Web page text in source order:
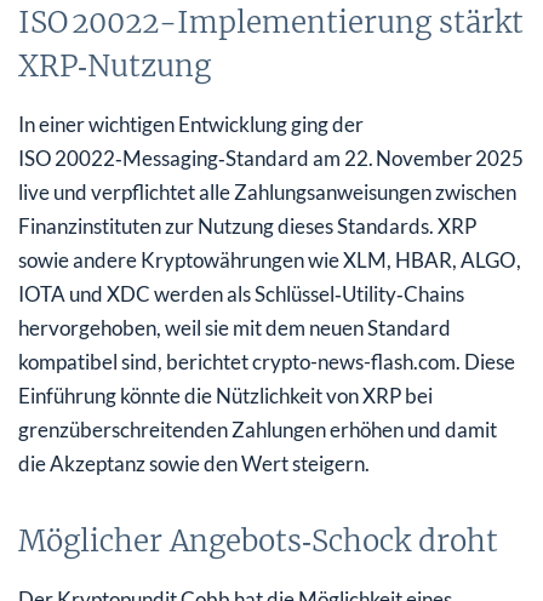
ISO 20022-Implementierung stärkt
XRP‑Nutzung
In einer wichtigen Entwicklung ging der
ISO 20022‑Messaging‑Standard am 22. November 2025
live und verpflichtet alle Zahlungsanweisungen zwischen
Finanzinstituten zur Nutzung dieses Standards. XRP
sowie andere Kryptowährungen wie XLM, HBAR, ALGO,
IOTA und XDC werden als Schlüssel‑Utility‑Chains
hervorgehoben, weil sie mit dem neuen Standard
kompatibel sind, berichtet crypto-news-flash.com. Diese
Einführung könnte die Nützlichkeit von XRP bei
grenzüberschreitenden Zahlungen erhöhen und damit
die Akzeptanz sowie den Wert steigern.
Möglicher Angebots‑Schock droht